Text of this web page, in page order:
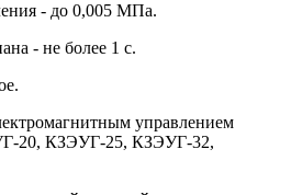
- до 0,005 МПа.
- не более 1 с.